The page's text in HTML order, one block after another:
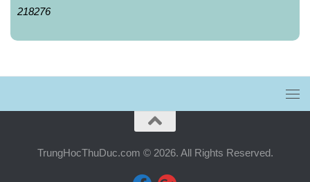
218276
TrungHocThuDuc.com © 2026. All Rights Reserved.